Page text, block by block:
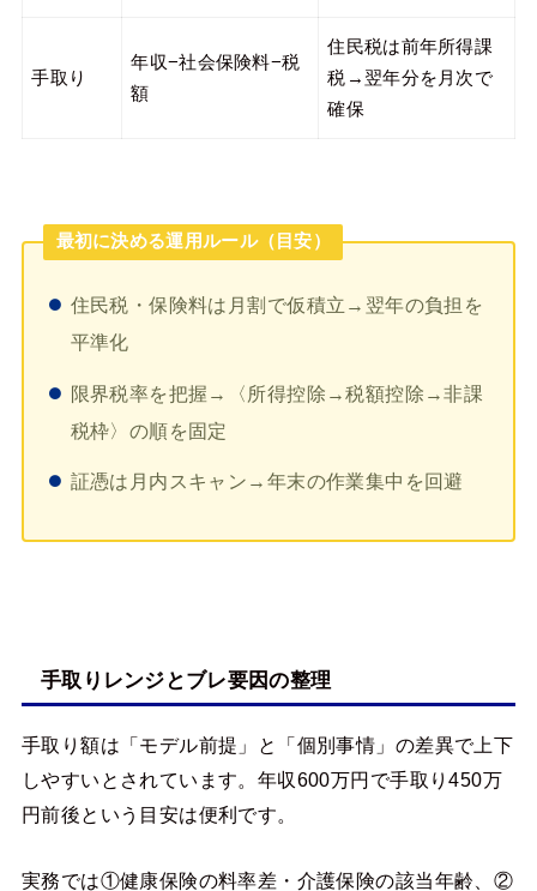
手取り
年収−社会保険料−税
額
住民税は前年所得課
税→翌年分を月次で
確保
最初に決める運用ルール（目安）
住民税・保険料は月割で仮積立→翌年の負担を
平準化
限界税率を把握→〈所得控除→税額控除→非課
税枠〉の順を固定
証憑は月内スキャン→年末の作業集中を回避
手取りレンジとブレ要因の整理
手取り額は「モデル前提」と「個別事情」の差異で上下
しやすいとされています。年収600万円で手取り450万
円前後という目安は便利です。
実務では①健康保険の料率差・介護保険の該当年齢、②